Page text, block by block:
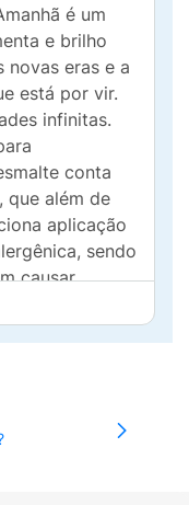
é um
e brilho
novas eras e a
está por vir.
infinitas.
conta
que além de
aplicação
sendo
causar
aplique o
Diamond
sem precisar
em